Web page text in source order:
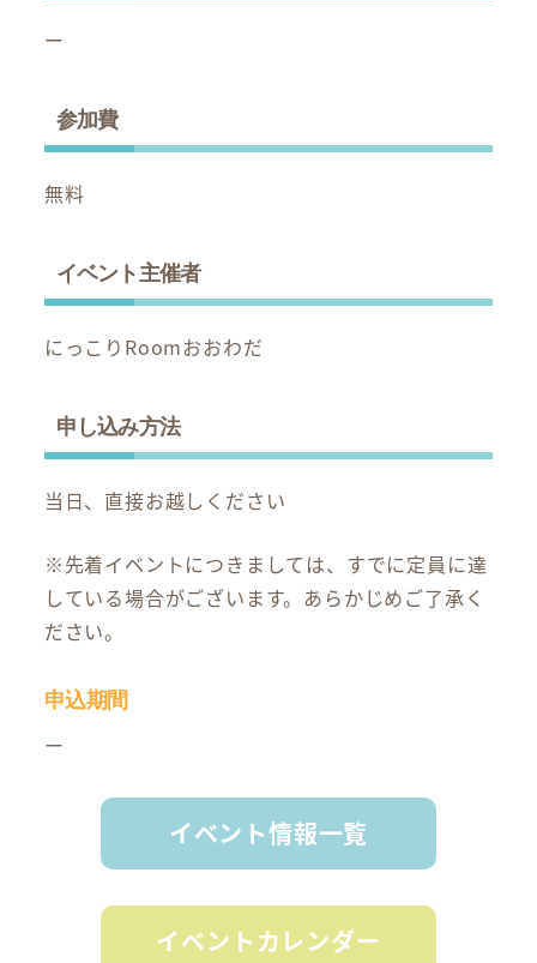
ー
参加費
無料
イベント主催者
にっこりRoomおおわだ
申し込み方法
当日、直接お越しください
※先着イベントにつきましては、すでに定員に達
している場合がございます。あらかじめご了承く
ださい。
申込期間
ー
イベント情報一覧
イベントカレンダー